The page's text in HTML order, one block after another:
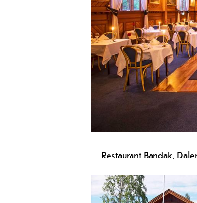
Restaurant Bandak,
På Restaurant Bandak står
med bruk av lokale- og